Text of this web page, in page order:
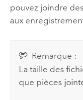
pouvez joindre
aux
Remarque :
La taille des
que pièces